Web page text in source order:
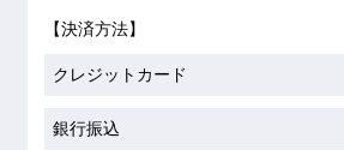
【決済方法】
クレジットカード
銀行振込